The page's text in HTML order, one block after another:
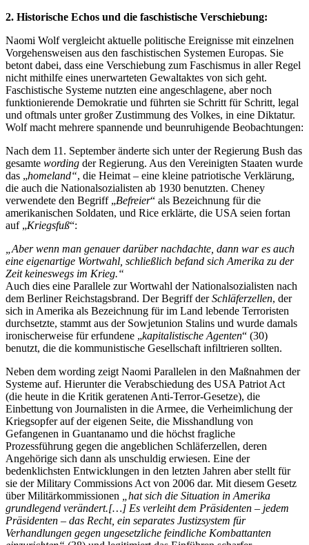
2. Historische Echos und die faschistische Verschiebung:
Naomi Wolf vergleicht aktuelle politische Ereignisse mit einzelnen
Vorgehensweisen aus den faschistischen Systemen Europas. Sie
betont dabei, dass eine Verschiebung zum Faschismus in aller Regel
nicht mithilfe eines unerwarteten Gewaltaktes von sich geht.
Faschistische Systeme nutzten eine angeschlagene, aber noch
funktionierende Demokratie und führten sie Schritt für Schritt, legal
und oftmals unter großer Zustimmung des Volkes, in eine Diktatur.
Wolf macht mehrere spannende und beunruhigende Beobachtungen:
Nach dem 11. September änderte sich unter der Regierung Bush das
gesamte wording der Regierung. Aus den Vereinigten Staaten wurde
das „homeland“, die Heimat – eine kleine patriotische Verklärung,
die auch die Nationalsozialisten ab 1930 benutzten. Cheney
verwendete den Begriff „Befreier“ als Bezeichnung für die
amerikanischen Soldaten, und Rice erklärte, die USA seien fortan
auf „Kriegsfuß“:
„Aber wenn man genauer darüber nachdachte, dann war es auch
eine eigenartige Wortwahl, schließlich befand sich Amerika zu der
Zeit keineswegs im Krieg.“
Auch dies eine Parallele zur Wortwahl der Nationalsozialisten nach
dem Berliner Reichstagsbrand. Der Begriff derSchläferzellen, der
sich in Amerika als Bezeichnung für im Land lebende Terroristen
durchsetzte, stammt aus der Sowjetunion Stalins und wurde damals
ironischerweise für erfundene „kapitalistische Agenten“ (30)
benutzt, die die kommunistische Gesellschaft infiltrieren sollten.
Neben dem wording zeigt Naomi Parallelen in den Maßnahmen der
Systeme auf. Hierunter die Verabschiedung des USA Patriot Act
(die heute in die Kritik geratenen Anti-Terror-Gesetze), die
Einbettung von Journalisten in die Armee, die Verheimlichung der
Kriegsopfer auf der eigenen Seite, die Misshandlung von
Gefangenen in Guantanamo und die höchst fragliche
Prozessführung gegen die angeblichen Schläferzellen, deren
Angehörige sich dann als unschuldig erwiesen. Eine der
bedenklichsten Entwicklungen in den letzten Jahren aber stellt für
sie der Military Commissions Act von 2006 dar. Mit diesem Gesetz
über Militärkommissionen
„hat sich die Situation in Amerika
grundlegend verändert.[…] Es verleiht dem Präsidenten – jedem
Präsidenten – das Recht, ein separates Justizsystem für
Verhandlungen gegen ungesetzliche feindliche Kombattanten